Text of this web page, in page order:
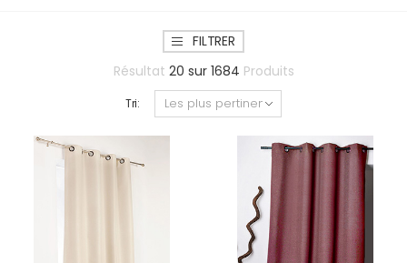
FILTRER
Résultat 20 sur 1684 Produits
Tri: